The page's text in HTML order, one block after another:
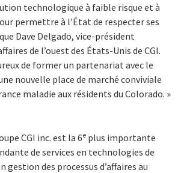
technologique à faible risque et à
permettre à l’État de respecter ses
Dave Delgado, vice-président
de l’ouest des États-Unis de CGI.
de former un partenariat avec le
nouvelle place de marché conviviale
maladie aux résidents du Colorado. »
CGI inc. est la 6e plus importante
de services en technologies de
des processus d’affaires au